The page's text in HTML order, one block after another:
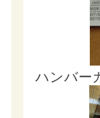
ハンバー